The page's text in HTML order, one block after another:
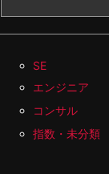
SE
エンジニア
コンサル
指数・未分類